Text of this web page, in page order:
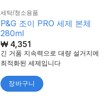
세탁/청소용품
P&G 조이 PRO 세제 본체
280ml
₩4,351
긴 거품 지속력으로 대량 설거지에
최적화된 세제입니다
장바구니